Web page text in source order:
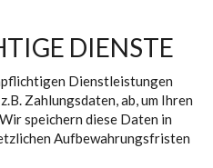
DIENSTE
Dienstleistungen
Zahlungsdaten, ab, um Ihren
speichern diese Daten in
Aufbewahrungsfristen